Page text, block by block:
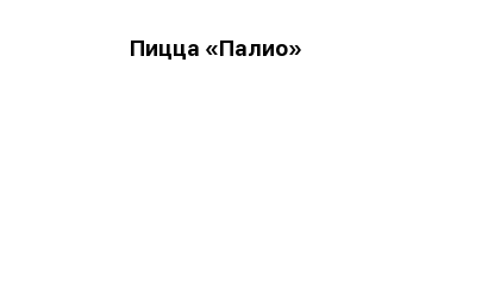
Пицца «Палио»